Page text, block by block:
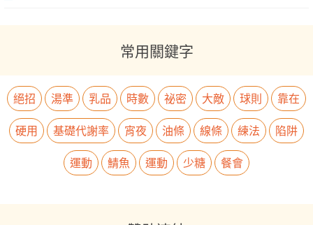
常用關鍵字
絕招 湯準 乳品 時數 祕密 大敵 球則
靠在
硬用
基礎代謝率 宵夜 油條 線條 練法
陷阱
運動
鯖魚 運動 少糖 餐會